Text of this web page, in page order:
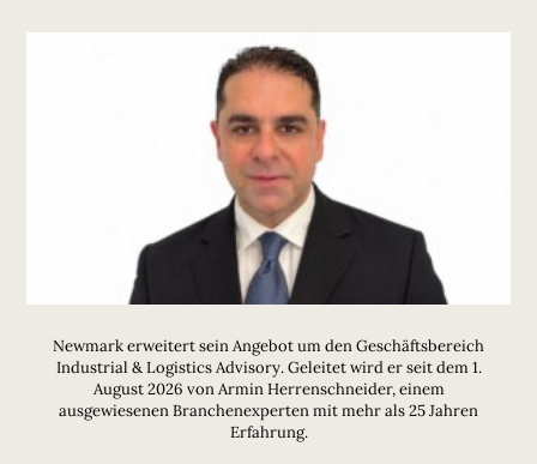
Newmark erweitert sein Angebot um den Geschäftsbereich
Industrial & Logistics Advisory. Geleitet wird er seit dem 1.
August 2026 von Armin Herrenschneider, einem
ausgewiesenen Branchenexperten mit mehr als 25 Jahren
Erfahrung.